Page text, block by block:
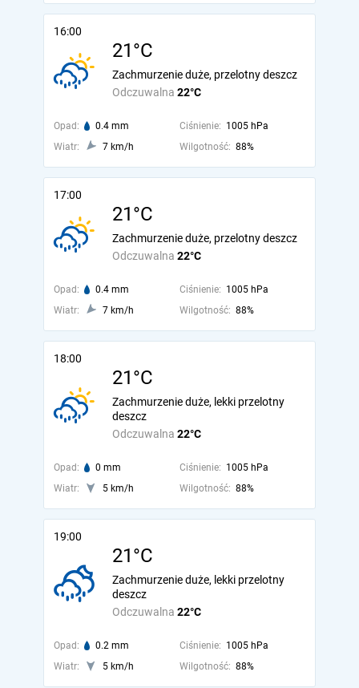
16:00
21°C
Odczuwalna 22°C
Zachmurzenie duże, przelotny deszcz
Opad: 0.4 mm Ciśnienie: 1005 hPa
Wiatr:
7 km/h Wilgotność: 88%
17:00
21°C
Odczuwalna 22°C
Zachmurzenie duże, przelotny deszcz
Opad: 0.4 mm Ciśnienie: 1005 hPa
Wiatr:
7 km/h Wilgotność: 88%
18:00
21°C
Odczuwalna 22°C
Zachmurzenie duże, lekki przelotny
deszcz
Opad: 0 mm Ciśnienie: 1005 hPa
Wiatr:
5 km/h Wilgotność: 88%
19:00
21°C
Odczuwalna 22°C
Zachmurzenie duże, lekki przelotny
deszcz
Opad: 0.2 mm Ciśnienie: 1005 hPa
Wiatr:
5 km/h Wilgotność: 88%